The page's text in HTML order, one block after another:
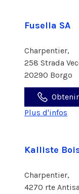
Fusella SA
Charpentier,
258 Strada
20290 Borgo
Plus d'infos
Kalliste
Charpentier,
4270 rte